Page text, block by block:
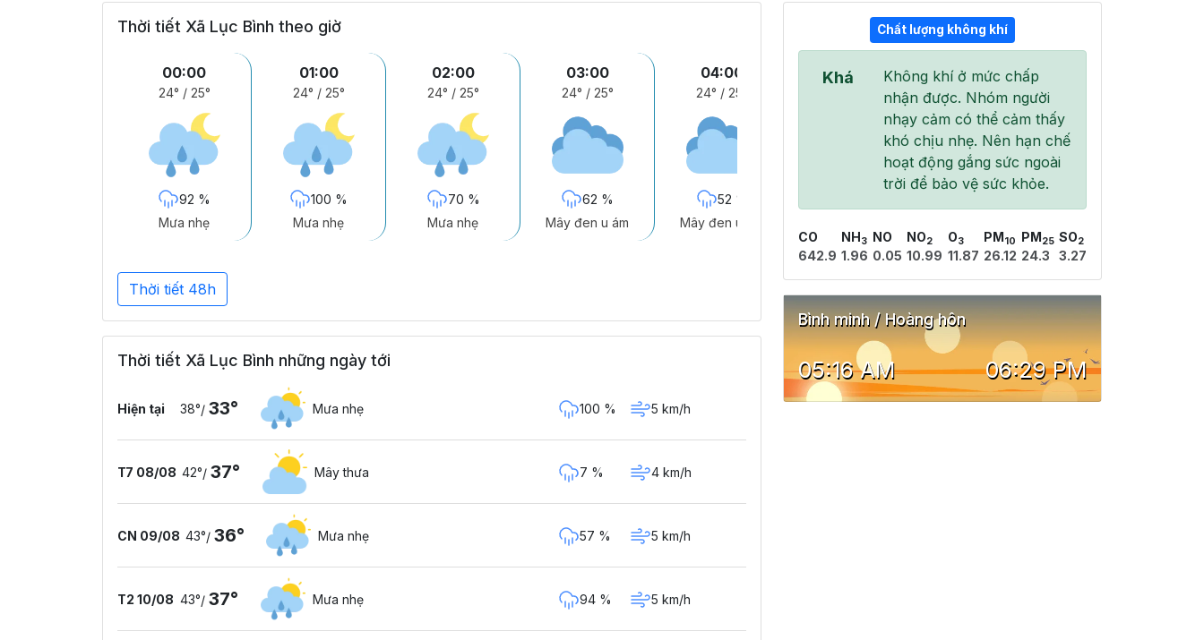
Thời tiết Xã Lục Bình theo giờ
00:00
24° / 25°
92 %
Mưa nhẹ
01:00
24° / 25°
100 %
Mưa nhẹ
02:00
24° / 25°
70 %
Mưa nhẹ
03:00
24° / 25°
62 %
Mây đen u ám
04:00
24° / 25°
52 %
Mây đen u ám
05:00 06:00
24°/25°
Thời tiết 48h
Thời tiết Xã Lục Bình những ngày tới
Hiện tại 38°/ 33° Mưa nhẹ 100 % 5 km/h
T7 08/08 42°/ 37° Mây thưa 7 % 4 km/h
CN 09/08 43°/ 36° Mưa nhẹ 57 % 5 km/h
T2 10/08 43°/ 37° Mưa nhẹ 94 % 5 km/h
Chất lượng không khí
Khá
Không khí ở mức chấp
nhận được. Nhóm người
nhạy cảm có thể cảm thấy
khó chịu nhẹ. Nên hạn chế
hoạt động gắng sức ngoài
trời để bảo vệ sức khỏe.
CO
642.9
NH 3
1.96
NO
0.05
NO2
10.99
O3
11.87
PM 10
26.12
PM 25
24.3
SO2
3.27
Bình minh / Hoàng hôn
05:16 AM 06:29 PM